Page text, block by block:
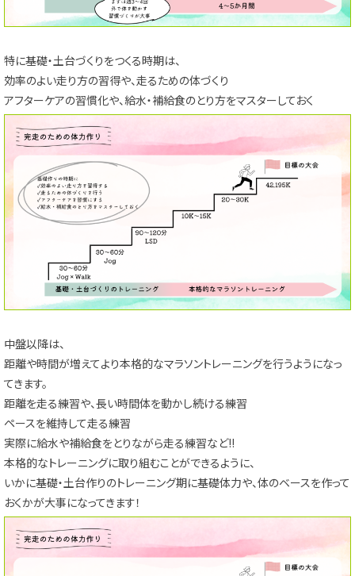
特に基礎・土台づくりをつくる時期は、
効率のよい走り方の習得や、走るための体づくり
アフターケアの習慣化や、給水・補給食のとり方をマスターしておく
中盤以降は、
距離や時間が増えてより本格的なマラソントレーニングを行うようになっ
てきます。
距離を走る練習や、長い時間体を動かし続ける練習
ペースを維持して走る練習
実際に給水や補給食をとりながら走る練習など!!
本格的なトレーニングに取り組むことができるように、
いかに基礎・土台作りのトレーニング期に基礎体力や、体のベースを作って
おくかが大事になってきます！